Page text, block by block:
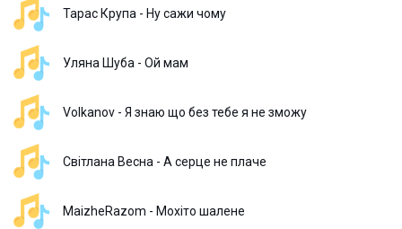
Тарас Крупа - Ну сажи чому
Уляна Шуба - Ой мам
Volkanov - Я знаю що без тебе я не зможу
Світлана Весна - А серце не плаче
MaizheRazom - Мохіто шалене